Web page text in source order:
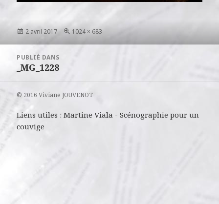
Publié
2 avril 2017
Taille
1024 × 683
l’article
PUBLIÉ DANS
_MG_1228
© 2016 Viviane JOUVENOT
Liens utiles :Martine Viala -Scénographie pour un
couvige